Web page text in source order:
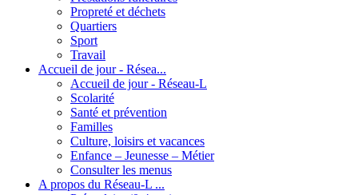
Propreté et déchets
Quartiers
Sport
Travail
Accueil de jour - Résea...
Accueil de jour - Réseau-L
Scolarité
Santé et prévention
Familles
Culture, loisirs et vacances
Enfance – Jeunesse – Métier
Consulter les menus
A propos du Réseau-L ...